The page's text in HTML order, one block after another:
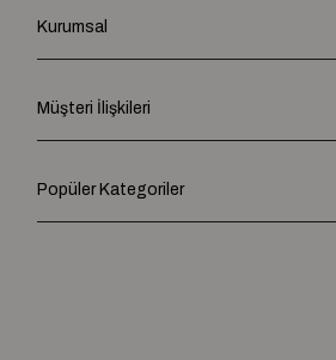
Kurumsal
Müşteri İlişkileri
Popüler Kategoriler